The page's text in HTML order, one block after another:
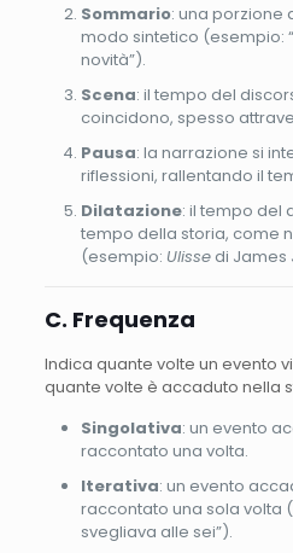
Sommario: una porzione
modo sintetico (esempio:
novità”).
Scena: il tempo del
coincidono, spesso
Pausa: la narrazione si
riflessioni, rallentando il
Dilatazione: il tempo del
tempo della storia, come
(esempio: Ulissedi James
C. Frequenza
Indica quante volte un evento
quante volte è accaduto nella
Singolativa: un evento
raccontato una volta.
Iterativa: un evento
raccontato una sola volta
svegliava alle sei”).